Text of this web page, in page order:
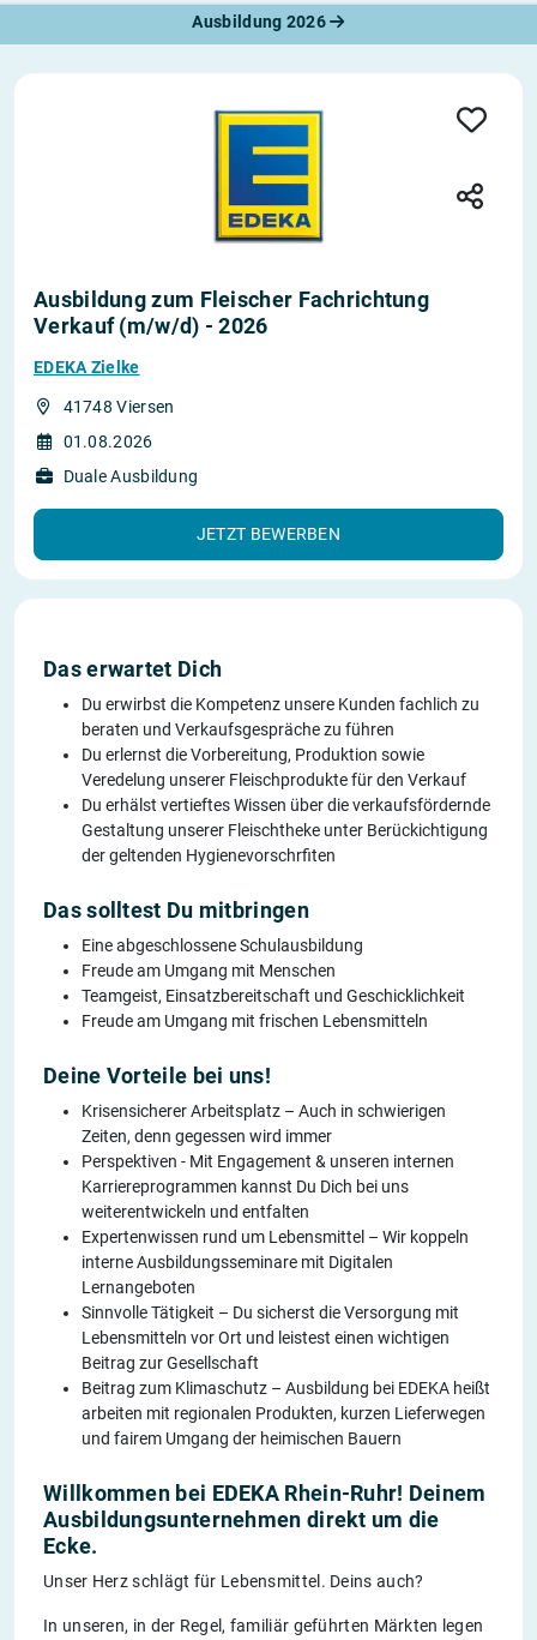
Ausbildung 2026
Ausbildung zum Fleischer Fachrichtung
Verkauf (m/w/d) - 2026
EDEKA Zielke
41748 Viersen
01.08.2026
Duale Ausbildung
JETZT BEWERBEN
Das erwartet Dich
Du erwirbst die Kompetenz unsere Kunden fachlich zu
beraten und Verkaufsgespräche zu führen
Du erlernst die Vorbereitung, Produktion sowie
Veredelung unserer Fleischprodukte für den Verkauf
Du erhälst vertieftes Wissen über die verkaufsfördernde
Gestaltung unserer Fleischtheke unter Berückichtigung
der geltenden Hygienevorschrfiten
Das solltest Du mitbringen
Eine abgeschlossene Schulausbildung
Freude am Umgang mit Menschen
Teamgeist, Einsatzbereitschaft und Geschicklichkeit
Freude am Umgang mit frischen Lebensmitteln
Deine Vorteile bei uns!
Krisensicherer Arbeitsplatz – Auch in schwierigen
Zeiten, denn gegessen wird immer
Perspektiven - Mit Engagement & unseren internen
Karriereprogrammen kannst Du Dich bei uns
weiterentwickeln und entfalten
Expertenwissen rund um Lebensmittel – Wir koppeln
interne Ausbildungsseminare mit Digitalen
Lernangeboten
Sinnvolle Tätigkeit – Du sicherst die Versorgung mit
Lebensmitteln vor Ort und leistest einen wichtigen
Beitrag zur Gesellschaft
Beitrag zum Klimaschutz – Ausbildung bei EDEKA heißt
arbeiten mit regionalen Produkten, kurzen Lieferwegen
und fairem Umgang der heimischen Bauern
Willkommen bei EDEKA Rhein-Ruhr! Deinem
Ausbildungsunternehmen direkt um die
Ecke.
Unser Herz schlägt für Lebensmittel. Deins auch?
In unseren, in der Regel, familiär geführten Märkten legen